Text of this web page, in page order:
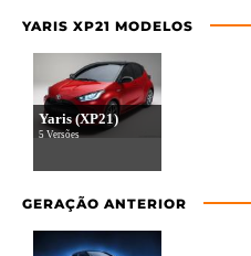
YARIS XP21 MODELOS
Yaris (XP21)
5 Versões
GERAÇÃO ANTERIOR